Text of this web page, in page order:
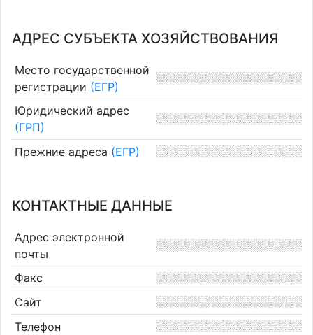
АДРЕС СУБЪЕКТА ХОЗЯЙСТВОВАНИЯ
Место государственной
регистрации (ЕГР)
Юридический адрес
(ГРП)
Прежние адреса (ЕГР)
КОНТАКТНЫЕ ДАННЫЕ
Адрес электронной
почты
Факс
Сайт
Телефон